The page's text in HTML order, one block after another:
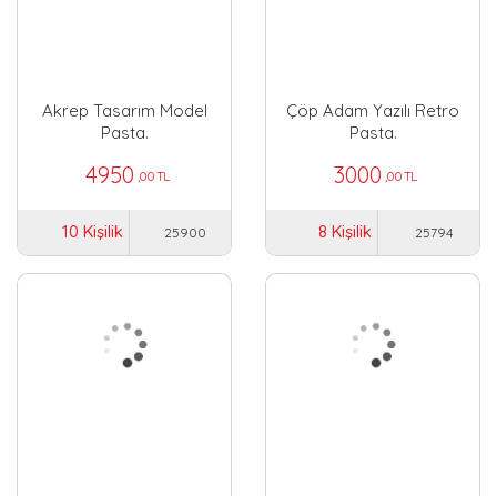
Akrep Tasarım Model
Pasta.
4950 ,00 TL
10 Kişilik 25900
Çöp Adam Yazılı Retro
Pasta.
3000 ,00 TL
8 Kişilik 25794